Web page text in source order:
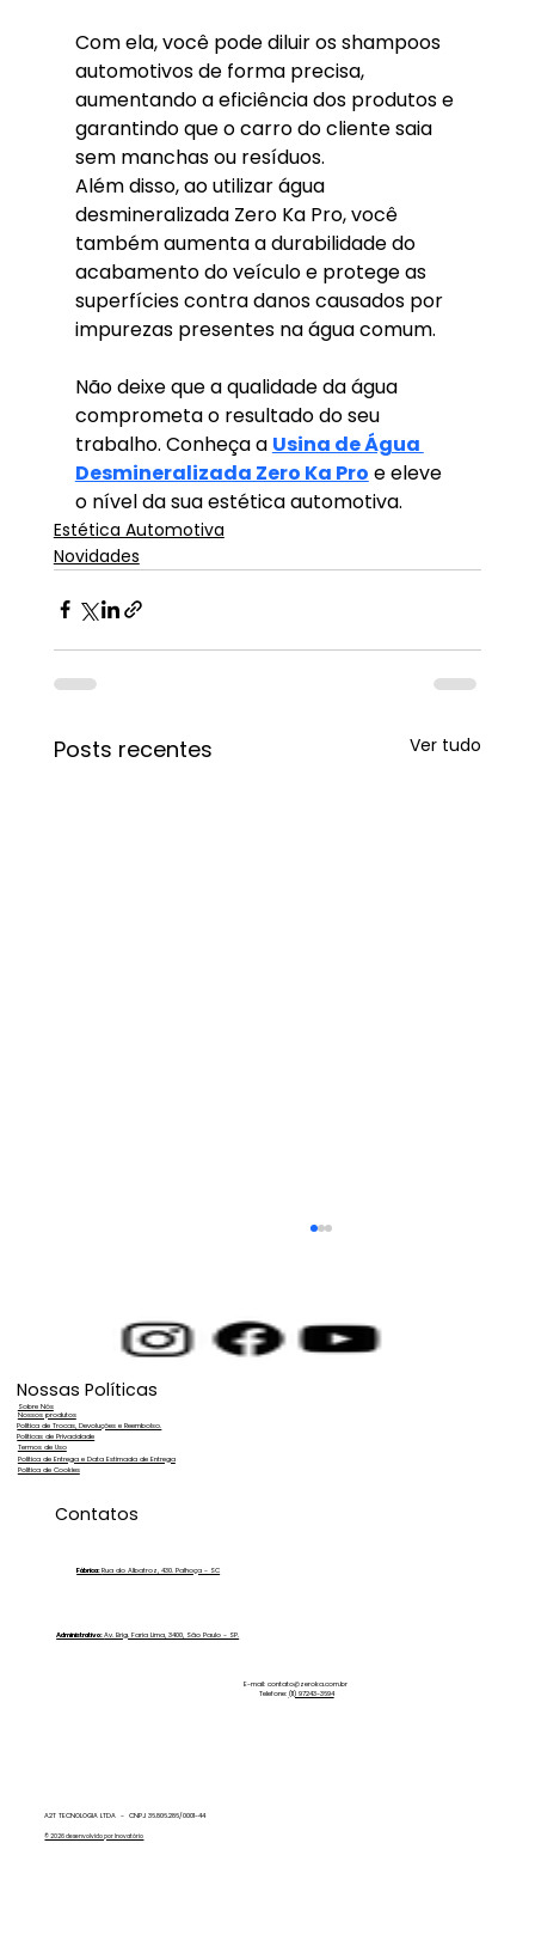
Com ela, você pode diluir os shampoos
automotivos de forma precisa,
aumentando a eficiência dos produtos e
garantindo que o carro do cliente saia
sem manchas ou resíduos.
Além disso, ao utilizar água
desmineralizada Zero Ka Pro, você
também aumenta a durabilidade do
acabamento do veículo e protege as
superfícies contra danos causados por
impurezas presentes na água comum.
Não deixe que a qualidade da água
comprometa o resultado do seu
trabalho. Conheça a Usina de Água
Desmineralizada Zero Ka Pro e eleve
o nível da sua estética automotiva.
Estética Automotiva
Novidades
Posts recentes Ver tudo
Manchas no PPF Automotivo? A culpa
Saiba a Solução Definitiva!
A2T TECNOLOGIA LTDA - CNPJ 36.806.286/0001-44
© 2026 desenvolvido por Inovatório
Nossas Políticas
Nossos produtos
Sobre Nós
Política de Trocas, Devoluções e Reembolso.
Políticas de Privacidade
Política de Entrega e Data Estimada de Entrega
Política de Cookies
Termos de Uso
Contatos
Fábrica:Rua do Albatroz, 430. Palhoça - SC
Administrativo:Av. Brig. Faria Lima, 3400, São Paulo - SP.
E-mail:contato@zeroka.com.br
Telefone: (11) 97243-3694